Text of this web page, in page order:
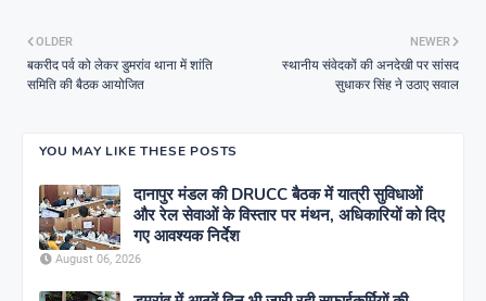
NEWER
स्थानीय संवेदकों की अनदेखी पर सांसद
सुधाकर सिंह ने उठाए सवाल
OLDER
बकरीद पर्व को लेकर डुमरांव थाना में शांति
समिति की बैठक आयोजित
YOU MAY LIKE THESE POSTS
दानापुर मंडल की DRUCC बैठक में यात्री सुविधाओं
और रेल सेवाओं के विस्तार पर मंथन, अधिकारियों को दिए
गए आवश्यक निर्देश
August 06, 2026